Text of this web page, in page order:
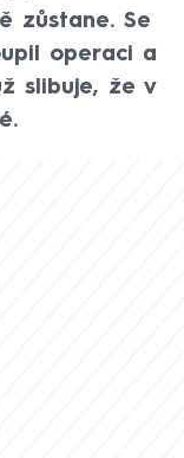
zůstane. Se
operaci a
slibuje, že v